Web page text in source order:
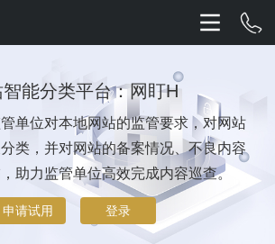
智能分类平台：网盯H
单位对本地网站的监管要求，对网站
类，并对网站的备案情况、不良内容
助力监管单位高效完成内容巡查。
申请试用 登录